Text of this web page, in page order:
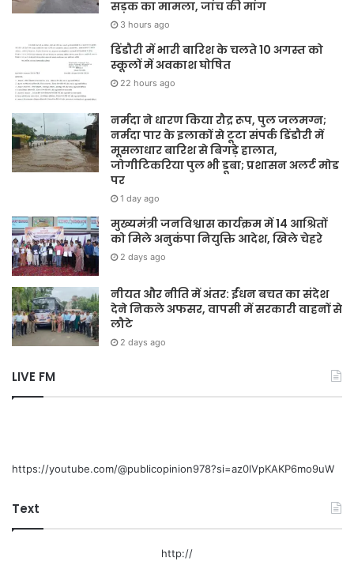
सड़क का मामला, जांच की मांग
3 hours ago
डिंडौरी में भारी बारिश के चलते 10 अगस्त को
स्कूलों में अवकाश घोषित
22 hours ago
नर्मदा ने धारण किया रौद्र रूप, पुल जलमग्न;
नर्मदा पार के इलाकों से टूटा संपर्क डिंडौरी में
मूसलाधार बारिश से बिगड़े हालात,
जोगीटिकरिया पुल भी डूबा; प्रशासन अलर्ट मोड
पर
1 day ago
मुख्यमंत्री जनविश्वास कार्यक्रम में 14 आश्रितों
को मिले अनुकंपा नियुक्ति आदेश, खिले चेहरे
2 days ago
नीयत और नीति में अंतर: ईंधन बचत का संदेश
देने निकले अफसर, वापसी में सरकारी वाहनों से
लौटे
2 days ago
LIVE FM
https://youtube.com/@publicopinion978?si=az0lVpKAKP6mo9uW
Text
http://